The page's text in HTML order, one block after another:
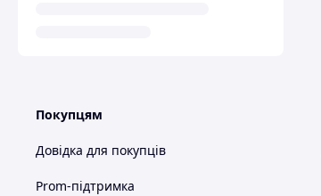
Покупцям
Довідка для покупців
Prom-підтримка